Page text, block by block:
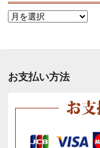
月
カ
お支払い方法